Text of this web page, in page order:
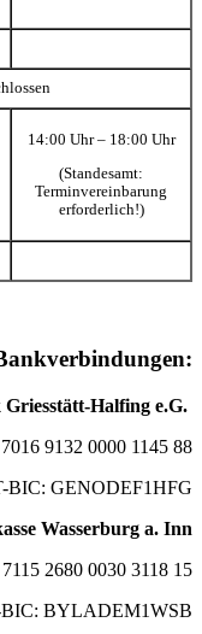
14:00 Uhr – 18:00 Uhr
(Standesamt:
Terminvereinbarung
erforderlich!)
Halfing e.G.
9132 0000 1145 88
BIC: GENODEF1HFG
Wasserburg a. Inn
2680 0030 3118 15
BIC: BYLADEM1WSB